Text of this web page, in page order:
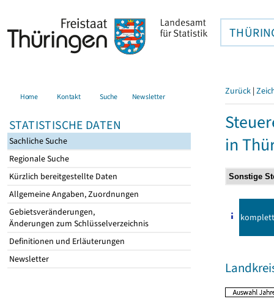
Home Kontakt Suche Newsletter
STATISTISCHE DATEN
Sachliche Suche
Regionale Suche
Kürzlich bereitgestellte Daten
Allgemeine Angaben, Zuordnungen
Gebietsveränderungen,
Änderungen zum Schlüsselverzeichnis
Definitionen und Erläuterungen
Newsletter
Zurück |
in
komplett